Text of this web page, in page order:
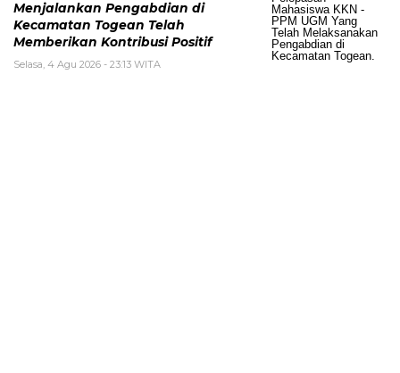
Menjalankan Pengabdian di
Kecamatan Togean Telah
Memberikan Kontribusi Positif
Selasa, 4 Agu 2026 - 23:13 WITA